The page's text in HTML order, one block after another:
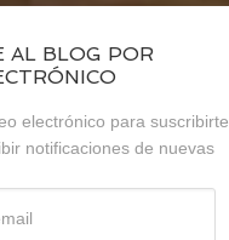
AL BLOG POR
electrónico para suscribirte
notificaciones de nuevas